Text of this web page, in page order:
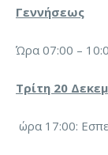
Γεννήσεως
Ώρα 07:00 –
Τρίτη 20
ώρα 17:00: